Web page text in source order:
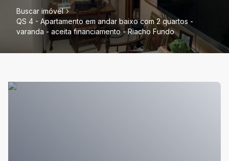
Buscar imóvel
QS 4 - Apartamento em andar baixo com 2 quartos -
varanda - aceita financiamento - Riacho Fundo